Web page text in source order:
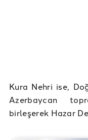
Kura Nehri ise,
Azerbaycan
birleşerek Hazar